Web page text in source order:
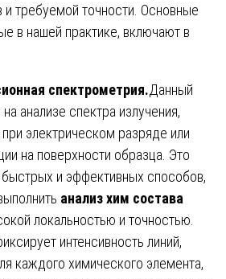
и требуемой точности. Основные
в нашей практике, включают в
спектрометрия.Данный
анализе спектра излучения,
электрическом разряде или
на поверхности образца. Это
и эффективных способов,
анализ хим состава
локальностью и точностью.
интенсивность линий,
каждого химического элемента,